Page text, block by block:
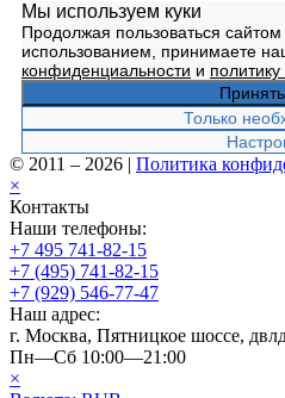
Мы используем куки
Продолжая пользоваться
использованием, принимаете
конфиденциальности и
Только
© 2011 – 2026 | Политика
×
Контакты
Наши телефоны:
+7 495 741-82-15
+7 (495) 741-82-15
+7 (929) 546-77-47
Наш адрес:
г. Москва, Пятницкое шоссе,
Пн—Сб 10:00—21:00
×